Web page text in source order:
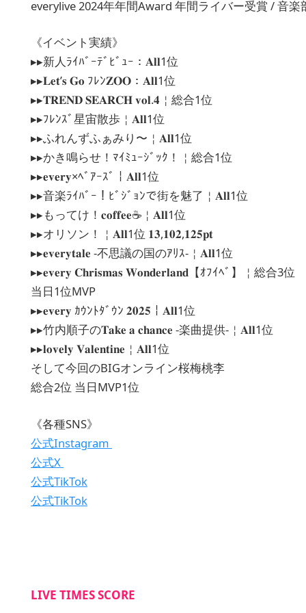
everylive 2024年年間Award 年間ライバー受賞 / 音楽
《イベント実績》
▸▸新人ﾗｲﾊﾞｰﾃﾞﾋﾞｭｰ：𝐀𝐥𝐥1位
▸▸𝐋𝐞𝐭’𝐬 𝐆𝐨 ﾌﾚﾝ𝐙𝐎𝐎：𝐀𝐥𝐥1位
▸▸𝐓𝐑𝐄𝐍𝐃 𝐒𝐄𝐀𝐑𝐂𝐇 𝐯𝐨𝐥.𝟒￤総合1位
▸▸ﾌﾚﾝｽﾞ星宙散歩￤𝐀𝐥𝐥1位
▸▸ふれんずふぁみり〜￤𝐀𝐥𝐥1位
▸▸かき鳴らせ！ﾏｲﾐｭｰｼﾞｯｸ！￤総合1位
▸▸𝐞𝐯𝐞𝐫𝐲×ﾍﾞｱｰｽﾞ￤𝐀𝐥𝐥1位
▸▸音楽ﾗｲﾊﾞｰ！ﾋﾞｼﾞｮﾝで街を魅了￤𝐀𝐥𝐥1位
▸▸もってけ！𝐜𝐨𝐟𝐟𝐞𝐞☕️￤𝐀𝐥𝐥1位
▸▸オリソン！￤𝐀𝐥𝐥1位 𝟏𝟑,𝟏𝟎𝟐,𝟏𝟐𝟓𝐩𝐭
▸▸𝐞𝐯𝐞𝐫𝐲𝐭𝐚𝐥𝐞 -不思議の国のｱﾘｽ-￤𝐀𝐥𝐥1位
▸▸𝐞𝐯𝐞𝐫𝐲 𝐂𝐡𝐫𝐢𝐬𝐦𝐚𝐬 𝐖𝐨𝐧𝐝𝐞𝐫𝐥𝐚𝐧𝐝【ｵﾌｲﾍﾞ】￤総合3位
当日1位MVP
▸▸𝐞𝐯𝐞𝐫𝐲 ｶｳﾝﾄﾀﾞｳﾝ 𝟐𝟎𝟐𝟓￤𝐀𝐥𝐥1位
▸▸竹内順子の𝐓𝐚𝐤𝐞 𝐚 𝐜𝐡𝐚𝐧𝐜𝐞 -楽曲提供-￤𝐀𝐥𝐥1位
▸▸𝐥𝐨𝐯𝐞𝐥𝐲 𝐕𝐚𝐥𝐞𝐧𝐭𝐢𝐧𝐞￤𝐀𝐥𝐥1位
そして今回のBIGオンライン桜梅桃李
総合2位 当日MVP1位
《各種SNS》
公式Instagram
公式X
公式TikTok
公式TikTok
LIVE TIMES SCORE